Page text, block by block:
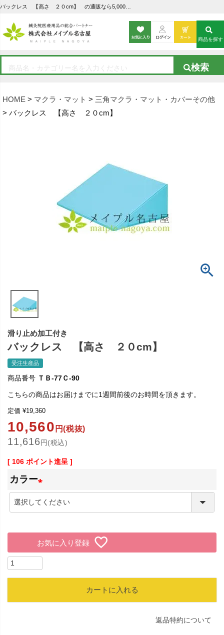
HOME マクラ・マット
三角マクラ・マット・カバーその他
バックレス 【高さ ２０cm】
商品を探す
滑り止め加工付き
バックレス 【高さ ２０cm】
受注生産品
商品番号 ＴＢ-77Ｃ-90
こちらの商品はお届けまでに1週間前後のお時間を頂きます。
定価 ¥19,360
10,560 円(税抜)
11,616円(税込)
[ 106 ポイント進呈 ]
カラー
(
須
)
お気に入り登録
カートに入れる
返品特約について